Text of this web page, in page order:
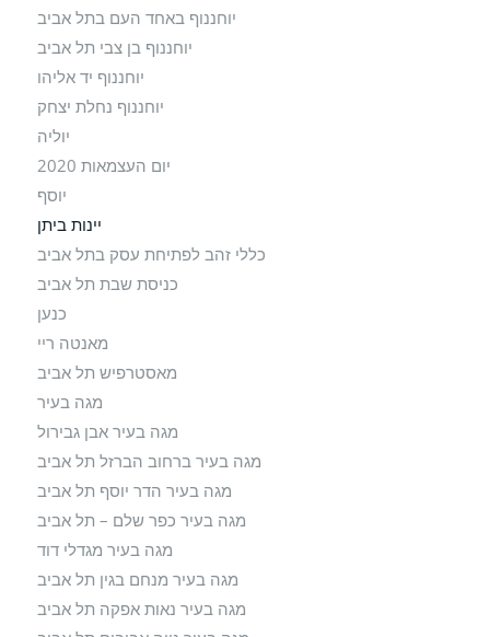
יוחננוף באחד העם בתל אביב
יוחננוף בן צבי תל אביב
יוחננוף יד אליהו
יוחננוף נחלת יצחק
יוליה
יום העצמאות 2020
יוסף
יינות ביתן
כללי זהב לפתיחת עסק בתל אביב
כניסת שבת תל אביב
כנען
מאנטה ריי
מאסטרפיש תל אביב
מגה בעיר
מגה בעיר אבן גבירול
מגה בעיר ברחוב הברזל תל אביב
מגה בעיר הדר יוסף תל אביב
מגה בעיר כפר שלם – תל אביב
מגה בעיר מגדלי דוד
מגה בעיר מנחם בגין תל אביב
מגה בעיר נאות אפקה תל אביב